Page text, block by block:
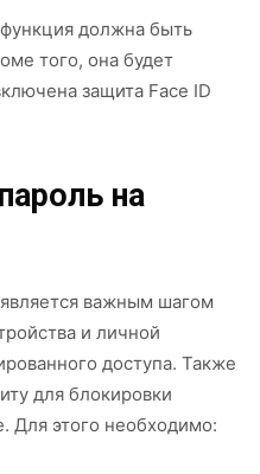
должна быть
того, она будет
защита Face ID
на
важным шагом
и личной
доступа. Также
для блокировки
Для этого необходимо: